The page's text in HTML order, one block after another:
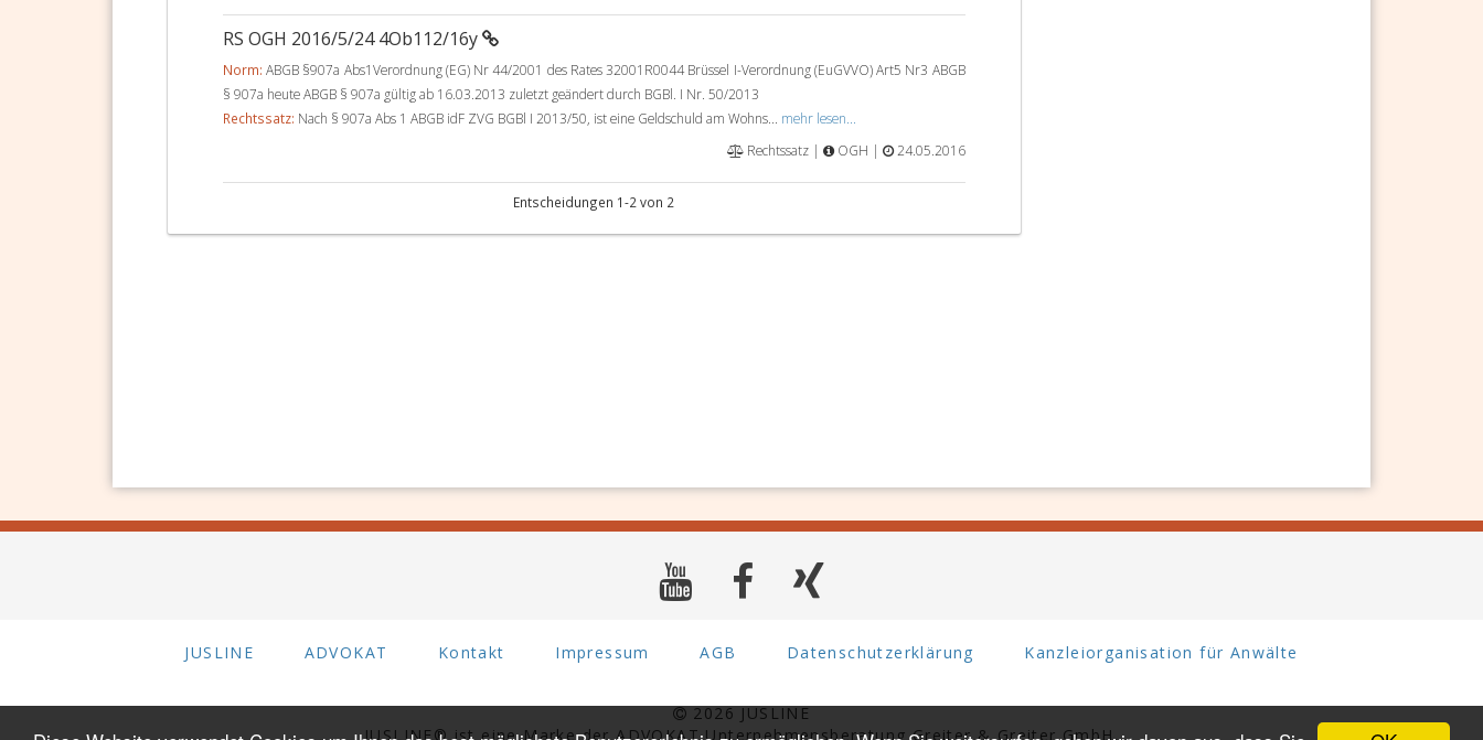
RS OGH 2016/5/24 4Ob112/16y
Norm: ABGB §907a Abs1Verordnung (EG) Nr 44/2001 des Rates 32001R0044 Brüssel I-Verordnung (EuGVVO) Art5 Nr3 ABGB
§ 907a heute ABGB § 907a gültig ab 16.03.2013 zuletzt geändert durch BGBl. I Nr. 50/2013
Rechtssatz: Nach § 907a Abs 1 ABGB idF ZVG BGBl I 2013/50, ist eine Geldschuld am Wohns... mehr lesen...
Rechtssatz |
OGH | 24.05.2016
Entscheidungen 1-2 von 2
JUSLINE ADVOKAT Kontakt Impressum AGB Datenschutzerklärung Kanzleiorganisation für Anwälte
2026 JUSLINE
JUSLINE® ist eine Marke der ADVOKAT Unternehmensberatung Greiter & Greiter GmbH.